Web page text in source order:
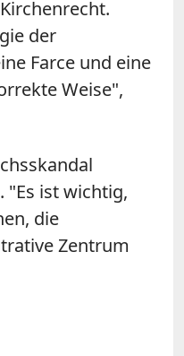
der
Farce und eine
Weise",
"Es ist wichtig,
die
Zentrum